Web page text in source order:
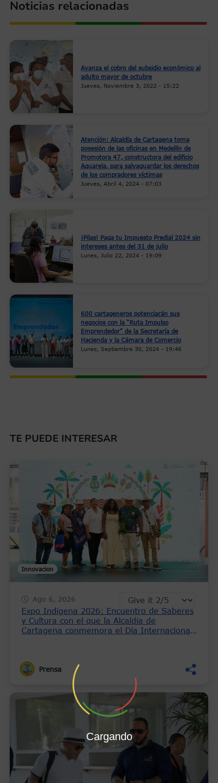
Noticias relacionadas
Avanza el cobro del subsidio económico al
adulto mayor de octubre
Jueves, Noviembre 3, 2022 - 15:22
Atención: Alcaldía de Cartagena toma
posesión de las oficinas en Medellín de
Promotora 47, constructora del edificio
Aquarela, para salvaguardar los derechos
de los compradores víctimas
Jueves, Abril 4, 2024 - 07:03
¡Pilas! Paga tu Impuesto Predial 2024 sin
intereses antes del 31 de julio
Lunes, Julio 22, 2024 - 19:09
600 cartageneros potenciarán sus
negocios con la “Ruta Impulso
Emprendedor” de la Secretaría de
Hacienda y la Cámara de Comercio
Lunes, Septiembre 30, 2024 - 19:46
TE PUEDE INTERESAR
Innovacion
Ago 6, 2026
Expo Indígena 2026: Encuentro de Saberes
y Cultura con el que la Alcaldía de
Cartagena conmemora el Día Internacional
Prensa
Cargando